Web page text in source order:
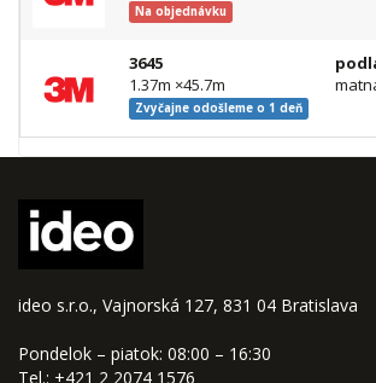
Na objednávku
3645
1.37m ×45.7m
Zvyčajne odošleme o 1 deň
ideo s.r.o., Vajnorská 127, 831 04 Bratislava
Pondelok – piatok: 08:00 – 16:30
Tel.: +421 2 2074 1576